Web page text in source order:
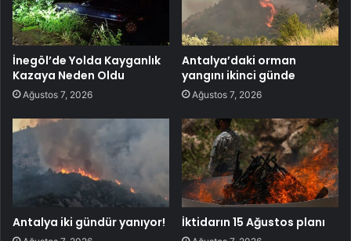
İnegöl’de Yolda Kayganlık
Kazaya Neden Oldu
Ağustos 7, 2026
Antalya’daki orman
yangını ikinci günde
Ağustos 7, 2026
Antalya iki gündür yanıyor! İktidarın 15 Ağustos planı